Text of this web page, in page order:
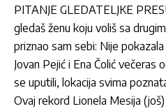
PITANJE GLEDATELJKE
gledaš ženu koju voliš sa
priznao sam sebi: Nije
Jovan Pejić i Ena Čolić večeras
se uputili, lokacija svima
Ovaj rekord Lionela Mesija